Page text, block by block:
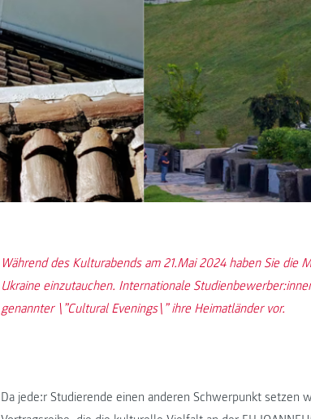
Während des Kulturabends am 21.Mai 2024 haben Sie die
Ukraine einzutauchen. Internationale
genannter \”Cultural Evenings\” ihre Heimatländer vor.
Da jede:r Studierende einen anderen Schwerpunkt